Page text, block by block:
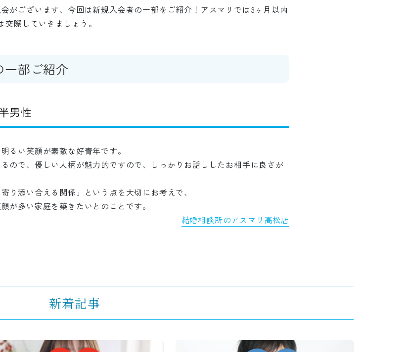
がございます、今回は新規入会者の一部をご紹介！アスマリでは3ヶ月以内
際していきましょう。
部ご紹介
男性
るい笑顔が素敵な好青年です。
ので、優しい人柄が魅力的ですので、しっかりお話ししたお相手に良さが
り添い合える関係」という点を大切にお考えで、
が多い家庭を築きたいとのことです。
結婚相談所のアスマリ高松店
新着記事